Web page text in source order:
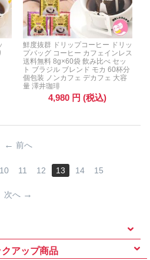
鮮度抜群 ドリップコーヒー ドリッ
プバッグ コーヒー カフェインレス
送料無料 8g×60袋 飲み比べ セッ
ト ブラジル ブレンド モカ 60杯分
個包装 ノンカフェ デカフェ 大容
量 澤井珈琲
4,980 円 (税込)
前へ
10 11 12 13 14 15
次へ
クアップ商品